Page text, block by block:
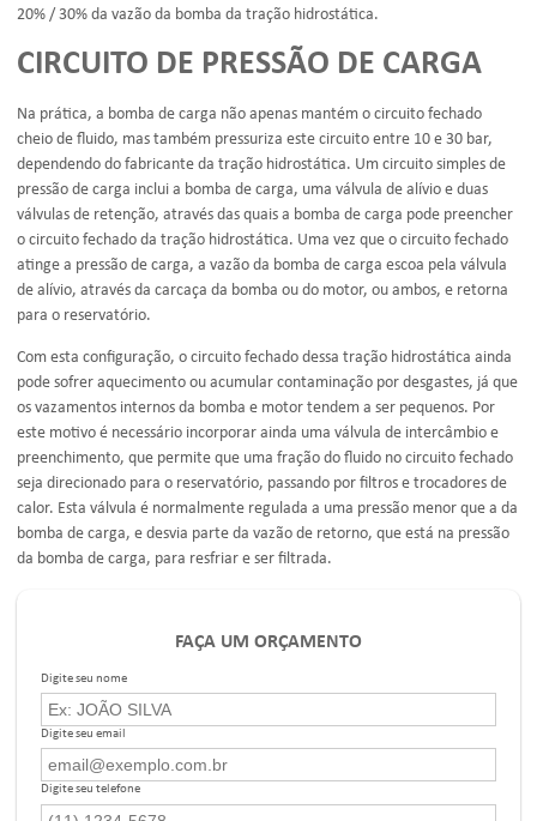
20% / 30% da vazão da bomba da tração hidrostática.
CIRCUITO DE PRESSÃO DE CARGA
Na prática, a bomba de carga não apenas mantém o circuito fechado
cheio de fluido, mas também pressuriza este circuito entre 10 e 30 bar,
dependendo do fabricante da tração hidrostática. Um circuito simples de
pressão de carga inclui a bomba de carga, uma válvula de alívio e duas
válvulas de retenção, através das quais a bomba de carga pode preencher
o circuito fechado da tração hidrostática. Uma vez que o circuito fechado
atinge a pressão de carga, a vazão da bomba de carga escoa pela válvula
de alívio, através da carcaça da bomba ou do motor, ou ambos, e retorna
para o reservatório.
Com esta configuração, o circuito fechado dessa tração hidrostática ainda
pode sofrer aquecimento ou acumular contaminação por desgastes, já que
os vazamentos internos da bomba e motor tendem a ser pequenos. Por
este motivo é necessário incorporar ainda uma válvula de intercâmbio e
preenchimento, que permite que uma fração do fluido no circuito fechado
seja direcionado para o reservatório, passando por filtros e trocadores de
calor. Esta válvula é normalmente regulada a uma pressão menor que a da
bomba de carga, e desvia parte da vazão de retorno, que está na pressão
da bomba de carga, para resfriar e ser filtrada.
FAÇA UM ORÇAMENTO
Digite seu nome
Digite seu email
Digite seu telefone